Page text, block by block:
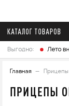
КАТАЛОГ ТОВАРОВ
Выгодно: Лето
Главная Прицепы
ПРИЦЕПЫ